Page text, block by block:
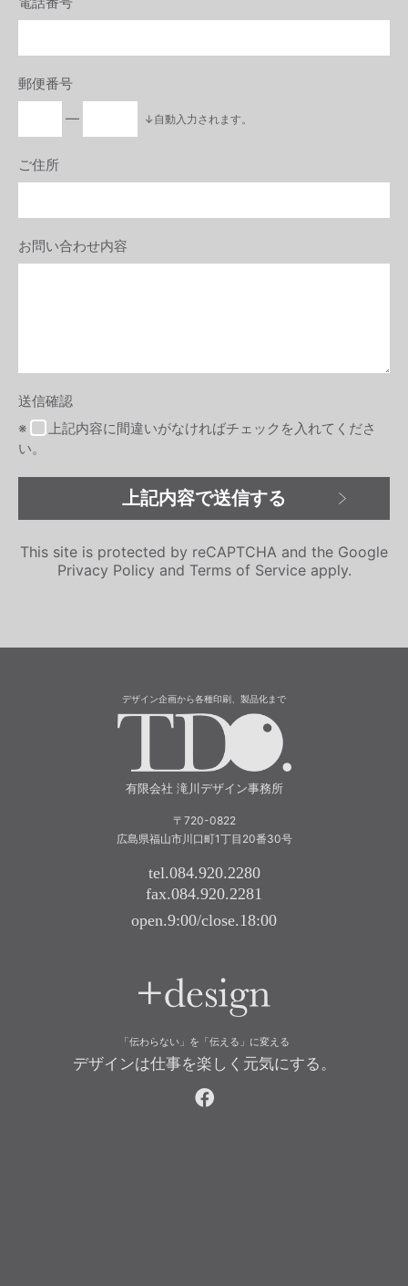
郵便番号
―
↓自動入力されます。
ご住所
お問い合わせ内容
送信確認
※
上記内容に間違いがなければチェックを入れてくださ
い。
This site is protected by reCAPTCHA and the Google
Privacy Policy and Terms of Serviceapply.
デザイン企画から各種印刷、製品化まで
有限会社 滝川デザイン事務所
〒720-0822
広島県福山市川口町1丁目20番30号
tel.084.920.2280
fax.084.920.2281
open.9:00/close.18:00
「伝わらない」を「伝える」に変える
デザインは仕事を楽しく元気にする。
facebook